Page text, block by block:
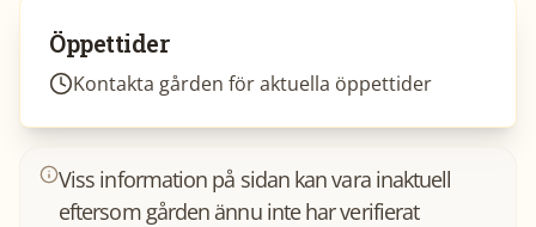
Öppettider
Kontakta gården för aktuella öppettider
Viss information på sidan kan vara inaktuell
eftersom gården ännu inte har verifierat